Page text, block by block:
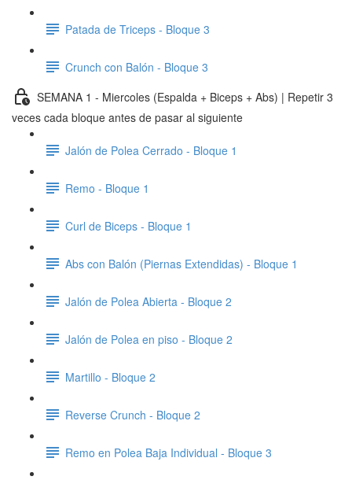
Patada de Triceps - Bloque 3
Crunch con Balón - Bloque 3
SEMANA 1 - Miercoles (Espalda + Biceps + Abs) | Repetir 3
veces cada bloque antes de pasar al siguiente
Jalón de Polea Cerrado - Bloque 1
Remo - Bloque 1
Curl de Biceps - Bloque 1
Abs con Balón (Piernas Extendidas) - Bloque 1
Jalón de Polea Abierta - Bloque 2
Jalón de Polea en piso - Bloque 2
Martillo - Bloque 2
Reverse Crunch - Bloque 2
Remo en Polea Baja Individual - Bloque 3